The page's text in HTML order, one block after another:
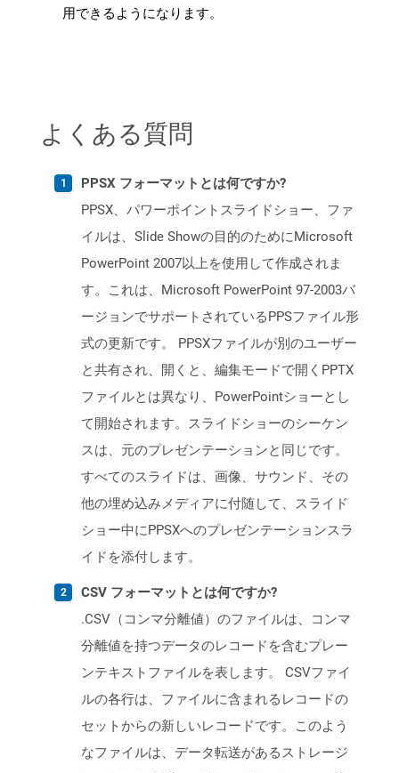
用できるようになります。
よくある質問
PPSX フォーマットとは何ですか?
PPSX、パワーポイントスライドショー、ファ
イルは、Slide Showの目的のためにMicrosoft
PowerPoint 2007以上を使用して作成されま
す。これは、Microsoft PowerPoint 97-2003バ
ージョンでサポートされているPPSファイル形
式の更新です。 PPSXファイルが別のユーザー
と共有され、開くと、編集モードで開くPPTX
ファイルとは異なり、PowerPointショーとし
て開始されます。スライドショーのシーケン
スは、元のプレゼンテーションと同じです。
すべてのスライドは、画像、サウンド、その
他の埋め込みメディアに付随して、スライド
ショー中にPPSXへのプレゼンテーションスラ
イドを添付します。
CSV フォーマットとは何ですか?
.CSV（コンマ分離値）のファイルは、コンマ
分離値を持つデータのレコードを含むプレー
ンテキストファイルを表します。 CSVファイ
ルの各行は、ファイルに含まれるレコードの
セットからの新しいレコードです。このよう
なファイルは、データ転送があるストレージ